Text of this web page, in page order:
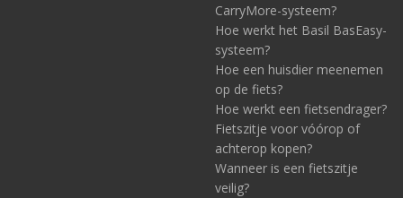
CarryMore-systeem?
Hoe werkt het Basil BasEasy-
systeem?
Hoe een huisdier meenemen
op de fiets?
Hoe werkt een fietsendrager?
Fietszitje voor vóórop of
achterop kopen?
Wanneer is een fietszitje
veilig?